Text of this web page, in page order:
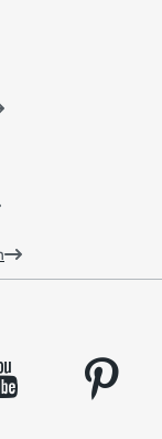
pinterest